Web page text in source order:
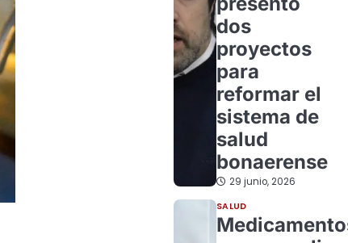
dos
proyectos
para
reformar el
sistema de
salud
bonaerense
29 junio, 2026
SALUD